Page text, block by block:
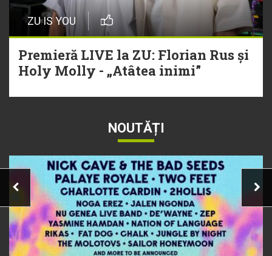
ZU IS YOU
Premieră LIVE la ZU: Florian Rus și
Holy Molly - „Atâtea inimi”
NOUTĂȚI